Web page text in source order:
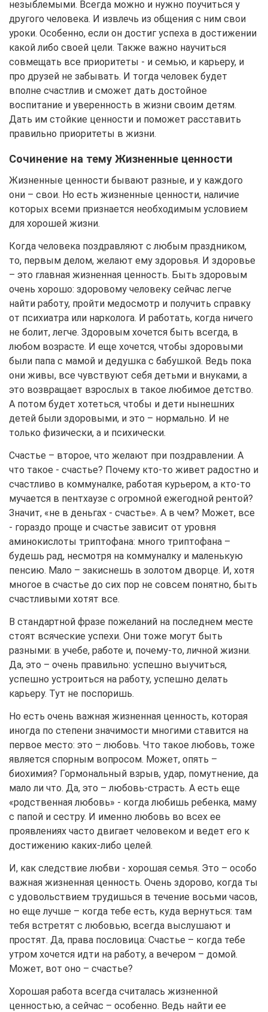
незыблемыми. Всегда можно и нужно поучиться у
другого человека. И извлечь из общения с ним свои
уроки. Особенно, если он достиг успеха в достижении
какой либо своей цели. Также важно научиться
совмещать все приоритеты - и семью, и карьеру, и
про друзей не забывать. И тогда человек будет
вполне счастлив и сможет дать достойное
воспитание и уверенность в жизни своим детям.
Дать им стойкие ценности и поможет расставить
правильно приоритеты в жизни.
Сочинение на тему Жизненные ценности
Жизненные ценности бывают разные, и у каждого
они – свои. Но есть жизненные ценности, наличие
которых всеми признается необходимым условием
для хорошей жизни.
Когда человека поздравляют с любым праздником,
то, первым делом, желают ему здоровья. И здоровье
– это главная жизненная ценность. Быть здоровым
очень хорошо: здоровому человеку сейчас легче
найти работу, пройти медосмотр и получить справку
от психиатра или нарколога. И работать, когда ничего
не болит, легче. Здоровым хочется быть всегда, в
любом возрасте. И еще хочется, чтобы здоровыми
были папа с мамой и дедушка с бабушкой. Ведь пока
они живы, все чувствуют себя детьми и внуками, а
это возвращает взрослых в такое любимое детство.
А потом будет хотеться, чтобы и дети нынешних
детей были здоровыми, и это – нормально. И не
только физически, а и психически.
Счастье – второе, что желают при поздравлении. А
что такое - счастье? Почему кто-то живет радостно и
счастливо в коммуналке, работая курьером, а кто-то
мучается в пентхаузе с огромной ежегодной рентой?
Значит, «не в деньгах - счастье». А в чем? Может, все
- гораздо проще и счастье зависит от уровня
аминокислоты триптофана: много триптофана –
будешь рад, несмотря на коммуналку и маленькую
пенсию. Мало – закиснешь в золотом дворце. И, хотя
многое в счастье до сих пор не совсем понятно, быть
счастливыми хотят все.
В стандартной фразе пожеланий на последнем месте
стоят всяческие успехи. Они тоже могут быть
разными: в учебе, работе и, почему-то, личной жизни.
Да, это – очень правильно: успешно выучиться,
успешно устроиться на работу, успешно делать
карьеру. Тут не поспоришь.
Но есть очень важная жизненная ценность, которая
иногда по степени значимости многими ставится на
первое место: это – любовь. Что такое любовь, тоже
является спорным вопросом. Может, опять –
биохимия? Гормональный взрыв, удар, помутнение, да
мало ли что. Да, это – любовь-страсть. А есть еще
«родственная любовь» - когда любишь ребенка, маму
с папой и сестру. И именно любовь во всех ее
проявлениях часто двигает человеком и ведет его к
достижению каких-либо целей.
И, как следствие любви - хорошая семья. Это – особо
важная жизненная ценность. Очень здорово, когда ты
с удовольствием трудишься в течение восьми часов,
но еще лучше – когда тебе есть, куда вернуться: там
тебя встретят с любовью, всегда выслушают и
простят. Да, права пословица: Счастье – когда тебе
утром хочется идти на работу, а вечером – домой.
Может, вот оно – счастье?
Хорошая работа всегда считалась жизненной
ценностью, а сейчас – особенно. Ведь найти ее